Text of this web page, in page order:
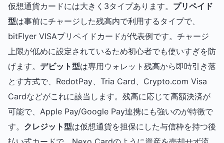
仮想通貨カードには大きく3タイプあります。 プリペイド
型は事前にチャージした残高内で利用するタイプで、
bitFlyer VISAプリペイドカードが代表例です。チャージ
上限が低めに設定されているため初心者でも使いすぎを防
げます。 デビット型は専用ウォレット残高から即時引き落
とす方式で、RedotPay、Tria Card、Crypto.com Visa
Cardなどがこれに該当します。残高に応じて高額決済が
可能で、Apple Pay/Google Pay連携にも強いのが特徴で
す。 クレジット型は仮想通貨を担保にした与信枠を持つ後